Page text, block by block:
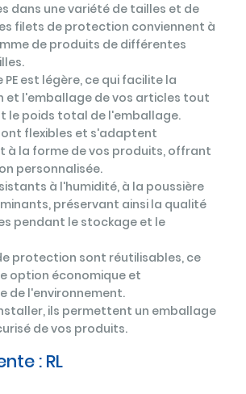
dans une variété de tailles et de
filets de protection conviennent à
de produits de différentes
PE est légère, ce qui facilite la
et l'emballage de vos articles tout
le poids total de l'emballage.
flexibles et s'adaptent
à la forme de vos produits, offrant
personnalisée.
à l'humidité, à la poussière
préservant ainsi la qualité
pendant le stockage et le
protection sont réutilisables, ce
option économique et
de l'environnement.
ils permettent un emballage
de vos produits.
: RL